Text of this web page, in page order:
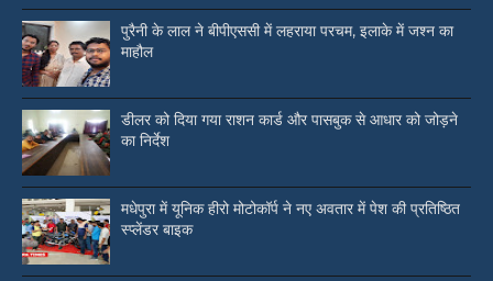
पुरैनी के लाल ने बीपीएससी में लहराया परचम, इलाके में जश्न का
माहौल
डीलर को दिया गया राशन कार्ड और पासबुक से आधार को जोड़ने
का निर्देश
मधेपुरा में यूनिक हीरो मोटोकॉर्प ने नए अवतार में पेश की प्रतिष्ठित
स्प्लेंडर बाइक